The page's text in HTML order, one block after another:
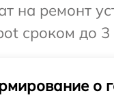
на ремонт
сроком до 3
о